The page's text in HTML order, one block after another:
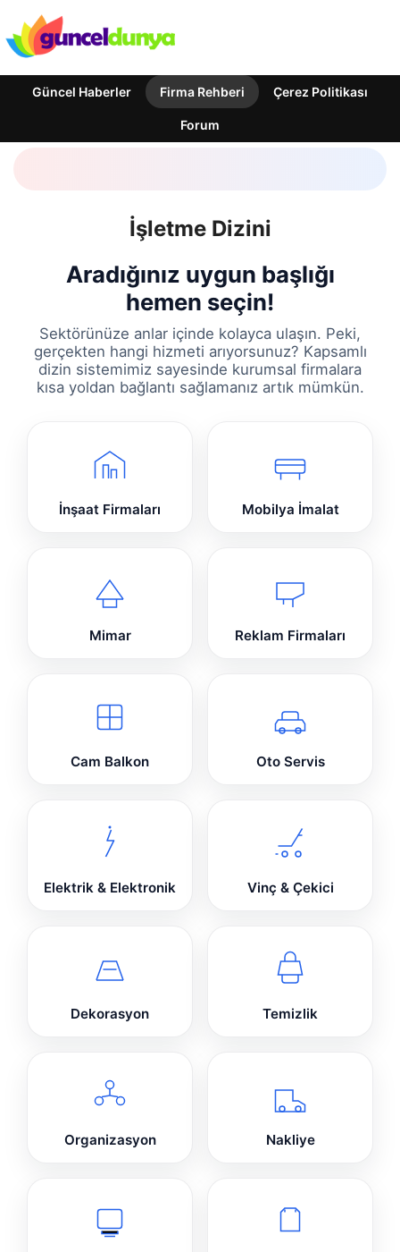
Güncel Haberler Firma Rehberi Çerez Politikası
Forum
İşletme Dizini
Aradığınız uygun başlığı
hemen seçin!
Sektörünüze anlar içinde kolayca ulaşın. Peki,
gerçekten hangi hizmeti arıyorsunuz? Kapsamlı
dizin sistemimiz sayesinde kurumsal firmalara
kısa yoldan bağlantı sağlamanız artık mümkün.
İnşaat Firmaları Mobilya İmalat
Mimar Reklam Firmaları
Cam Balkon Oto Servis
Elektrik & Elektronik Vinç & Çekici
Dekorasyon Temizlik
Organizasyon Nakliye